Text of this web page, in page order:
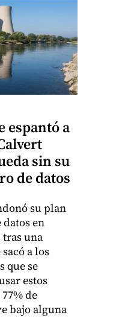
espantó a
sin su
de datos
su plan
datos en
una
a los
que se
estos
de
bajo alguna